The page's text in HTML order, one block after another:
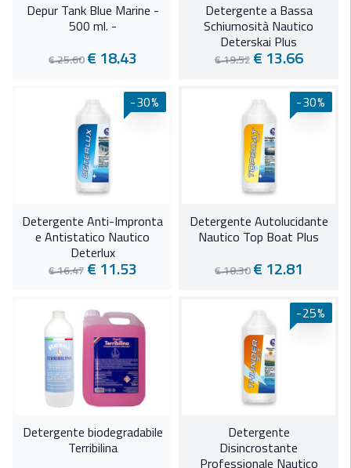
Depur Tank Blue Marine -
500 ml. -
€ 25.60€ 18.43
Detergente a Bassa
Schiumosità Nautico
Deterskai Plus
€ 19.52 € 13.66
Detergente Anti-Impronta
e Antistatico Nautico
Deterlux
€ 16.47 € 11.53
-30%
Detergente Autolucidante
Nautico Top Boat Plus
€ 18.30€ 12.81
-30%
Detergente biodegradabile
Terribilina
Detergente
Disincrostante
Professionale Nautico
-25%